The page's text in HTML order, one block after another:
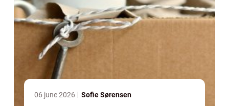
06 june 2026 Sofie Sørensen